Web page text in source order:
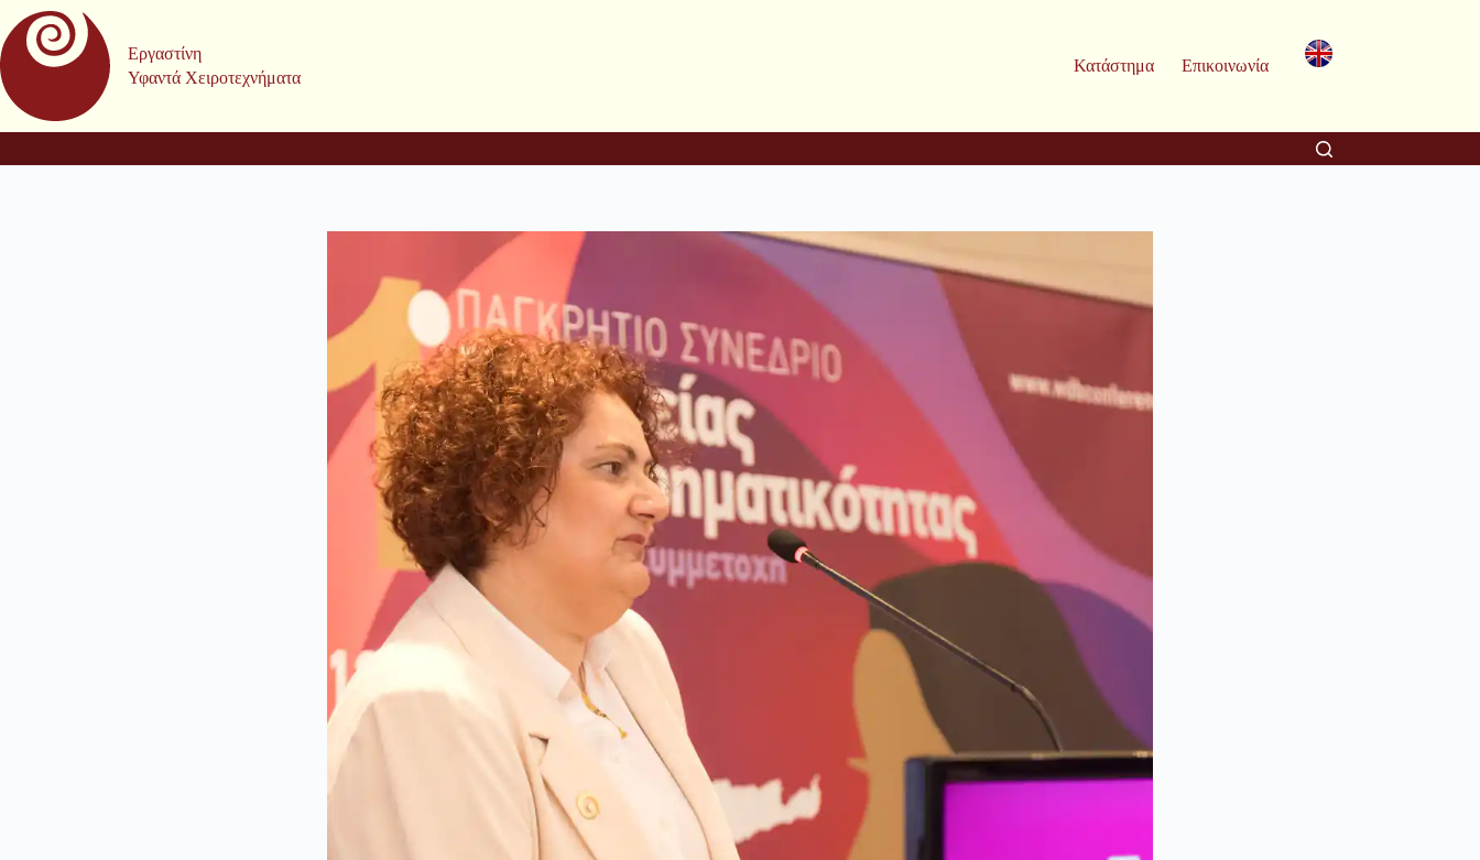
Μετάβαση
στο
περιεχόμενο
Εργαστίνη
Υφαντά Χειροτεχνήματα
Κατάστημα Επικοινωνία